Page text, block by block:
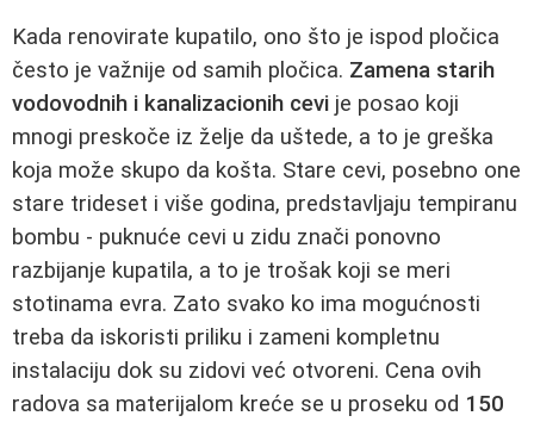
Kada renovirate kupatilo, ono što je ispod pločica
često je važnije od samih pločica. Zamena starih
vodovodnih i kanalizacionih cevi je posao koji
mnogi preskoče iz želje da uštede, a to je greška
koja može skupo da košta. Stare cevi, posebno one
stare trideset i više godina, predstavljaju tempiranu
bombu - puknuće cevi u zidu znači ponovno
razbijanje kupatila, a to je trošak koji se meri
stotinama evra. Zato svako ko ima mogućnosti
treba da iskoristi priliku i zameni kompletnu
instalaciju dok su zidovi već otvoreni. Cena ovih
radova sa materijalom kreće se u proseku od 150